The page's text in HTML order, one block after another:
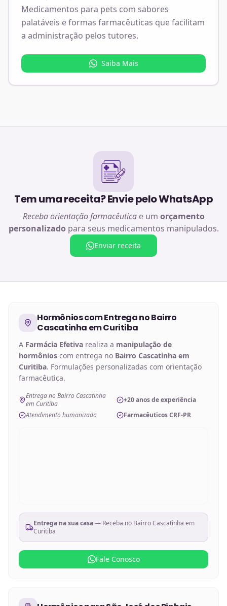
Medicamentos para pets com sabores
palatáveis e formas farmacêuticas que facilitam
a administração pelos tutores.
Saiba Mais
Tem uma receita? Envie pelo WhatsApp
Receba orientação farmacêuticae um orçamento
personalizado para seus medicamentos manipulados.
Enviar receita
Hormônioscom Entrega noBairro
Cascatinha em Curitiba
A Farmácia Efetiva realiza a manipulação de
hormônios com entrega no Bairro Cascatinha em
Curitiba. Formulações personalizadas com orientação
farmacêutica.
Entrega no Bairro Cascatinha
em Curitiba
+20 anos de experiência
Atendimento humanizado
Farmacêuticos CRF-PR
Entrega na sua casa— Receba no Bairro Cascatinha em
Curitiba
Fale Conosco